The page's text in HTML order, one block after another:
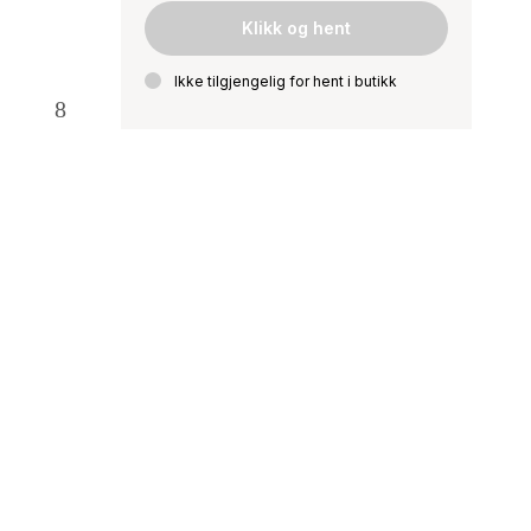
Klikk og hent
Ikke tilgjengelig for hent i butikk